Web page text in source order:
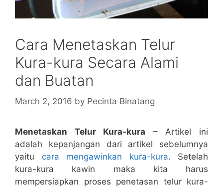
Cara Menetaskan Telur
Kura-kura Secara Alami
dan Buatan
March 2, 2016 by Pecinta Binatang
Menetaskan Telur Kura-kura – Artikel ini
adalah kepanjangan dari artikel sebelumnya
yaitu cara mengawinkan kura-kura. Setelah
kura-kura kawin maka kita harus
mempersiapkan proses penetasan telur kura-